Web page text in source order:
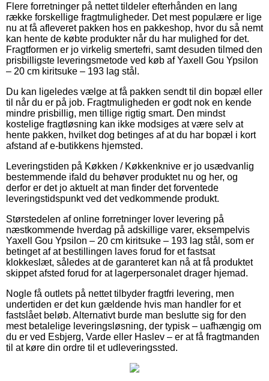
Flere forretninger på nettet tildeler efterhånden en lang
række forskellige fragtmuligheder. Det mest populære er lige
nu at få afleveret pakken hos en pakkeshop, hvor du så nemt
kan hente de købte produkter når du har mulighed for det.
Fragtformen er jo virkelig smertefri, samt desuden tilmed den
prisbilligste leveringsmetode ved køb af Yaxell Gou Ypsilon
– 20 cm kiritsuke – 193 lag stål.
Du kan ligeledes vælge at få pakken sendt til din bopæl eller
til når du er på job. Fragtmuligheden er godt nok en kende
mindre prisbillig, men tillige rigtig smart. Den mindst
kostelige fragtløsning kan ikke modsiges at være selv at
hente pakken, hvilket dog betinges af at du har bopæl i kort
afstand af e-butikkens hjemsted.
Leveringstiden på Køkken / Køkkenknive er jo usædvanlig
bestemmende ifald du behøver produktet nu og her, og
derfor er det jo aktuelt at man finder det forventede
leveringstidspunkt ved det vedkommende produkt.
Størstedelen af online forretninger lover levering på
næstkommende hverdag på adskillige varer, eksempelvis
Yaxell Gou Ypsilon – 20 cm kiritsuke – 193 lag stål, som er
betinget af at bestillingen laves forud for et fastsat
klokkeslæt, således at de garanteret kan nå at få produktet
skippet afsted forud for at lagerpersonalet drager hjemad.
Nogle få outlets på nettet tilbyder fragtfri levering, men
undertiden er det kun gældende hvis man handler for et
fastslået beløb. Alternativt burde man beslutte sig for den
mest betalelige leveringsløsning, der typisk – uafhængig om
du er ved Esbjerg, Varde eller Haslev – er at få fragtmanden
til at køre din ordre til et udleveringssted.